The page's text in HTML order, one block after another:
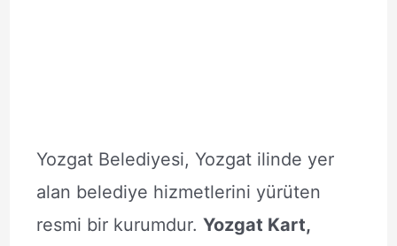
Yozgat Belediyesi, Yozgat ilinde yer
alan belediye hizmetlerini yürüten
resmi bir kurumdur. Yozgat Kart,